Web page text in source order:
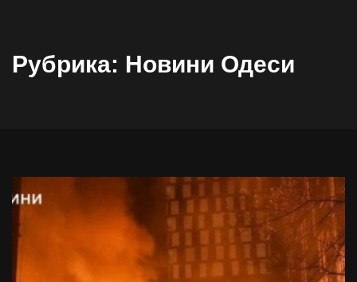
Рубрика: Новини Одеси